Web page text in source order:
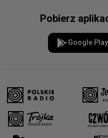
Pobierz
Google Play